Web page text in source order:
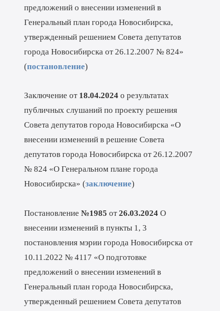
предложений о внесении изменений в
Генеральный план города Новосибирска,
утвержденный решением Совета депутатов
города Новосибирска от 26.12.2007 № 824»
(постановление)
Заключение от 18.04.2024о результатах
публичных слушаний по проекту решения
Совета депутатов города Новосибирска «О
внесении изменений в решение Совета
депутатов города Новосибирска от 26.12.2007
№ 824 «О Генеральном плане города
Новосибирска» (заключение)
Постановление №1985 от26.03.2024О
внесении изменений в пункты 1, 3
постановления мэрии города Новосибирска от
10.11.2022 № 4117 «О подготовке
предложений о внесении изменений в
Генеральный план города Новосибирска,
утвержденный решением Совета депутатов